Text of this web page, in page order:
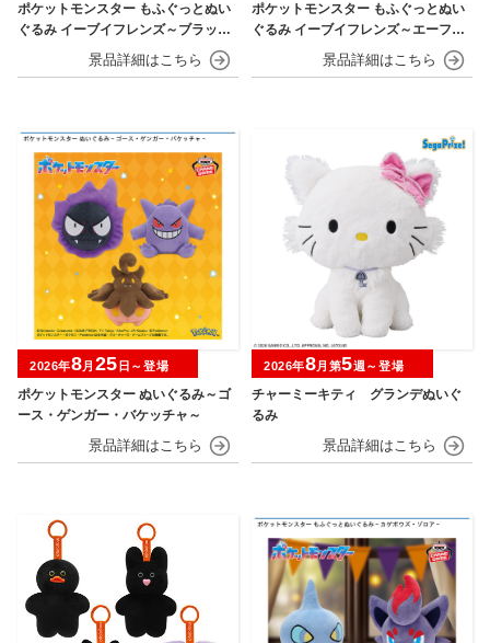
ポケットモンスター もふぐっとぬい
ぐるみ イーブイフレンズ～ブラッキ
ー・リーフィア～おひるねver.
ポケットモンスター もふぐっとぬい
ぐるみ イーブイフレンズ～エーフ
ィ・ニンフィア～おひるねver.
ポケットモンスター ぬいぐるみ～ゴ
ース・ゲンガー・バケッチャ～
2026年8月 25 日～登場
チャーミーキティ グランデぬいぐ
るみ
2026年8月第5週～登場